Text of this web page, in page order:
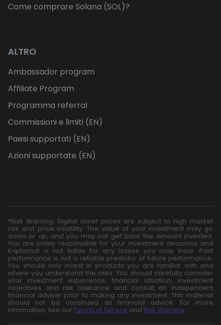
Come comprare Solana (SOL)?
ALTRO
Ambassador program
Affiliate Program
Programma referral
Commissioni e limiti (EN)
Paesi supportati (EN)
Azioni supportate (EN)
*Risk Warning: Digital asset prices are subject to high market
risk and price volatility. The value of your investment may go
down or up, and you may not get back the amount invested.
You are solely responsible for your investment decisions and
Kriptomat is not liable for any losses you may incur. Past
performance is not a reliable predictor of future performance.
You should only invest in products you are familiar with and
where you understand the risks. You should carefully consider
your investment experience, financial situation, investment
objectives and risk tolerance and consult an independent
financial adviser prior to making any investment. This material
should not be construed as financial advice. For more
information, see our Terms of Service and Risk Warning.